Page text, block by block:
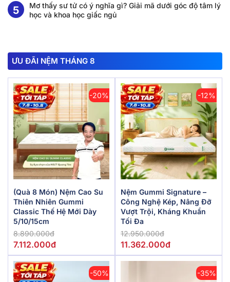
Mơ thấy sư tử có ý nghĩa gì? Giải mã dưới góc độ tâm lý
học và khoa học giấc ngủ
ƯU ĐÃI NỆM THÁNG 8
-20%
(Quà 8 Món) Nệm Cao Su
Thiên Nhiên Gummi
Classic Thế Hệ Mới Dày
5/10/15cm
8.890.000đ
7.112.000đ
-12%
Nệm Gummi Signature –
Công Nghệ Kép, Nâng Đỡ
Vượt Trội, Kháng Khuẩn
Tối Đa
12.950.000đ
11.362.000đ
-50% -35%